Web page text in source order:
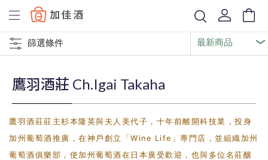
Baccus
篩選條件
鷹羽酒莊 Ch.Igai Takaha
鷹羽酒莊莊主杉本隆英與夫人美代子，十年前離開科技業，投身
加州葡萄酒推廣，在神戶創立「Wine Life」專門店，並組織加州
葡萄酒俱樂部，使加州葡萄酒在日本廣受歡迎，也與多位名莊釀